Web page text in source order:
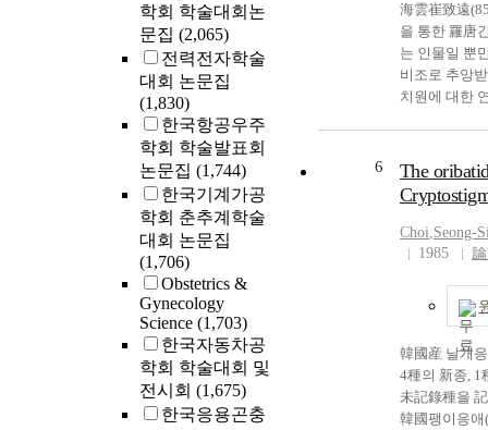
학회 학술대회논
문집 (2,065)
전력전자학술
대회 논문집
(1,830)
한국항공우주
학회 학술발표회
논문집 (1,744)
한국기계가공
학회 춘추계학술
대회 논문집
(1,706)
Obstetrics &
Gynecology
Science (1,703)
한국자동차공
학회 학술대회 및
전시회 (1,675)
한국응용곤충
overseas tours
in the U.S.A.,
America from
Hee Choi
incorporating
audiences.
develop her
more
Korean dance.
to establish
Hee East
systematic
However, her
the social
conducive at
confirms that
海雲崔致遠
을 통한 羅唐
는 인물일 뿐
비조로 추앙
치원에 대한
을 해양실크
연구는 그리
원은 『桂苑
七言絶句15
년 10월 양주
에서는 최치
集』 뿐만 아
수록된 작품
시를 분석하
를 살펴보고
경을 살펴보
6
The
Choi,Seong-
1985
韓國産 날개
4種의 新종, 1
未記錄種을 記載하
韓國팽이응애